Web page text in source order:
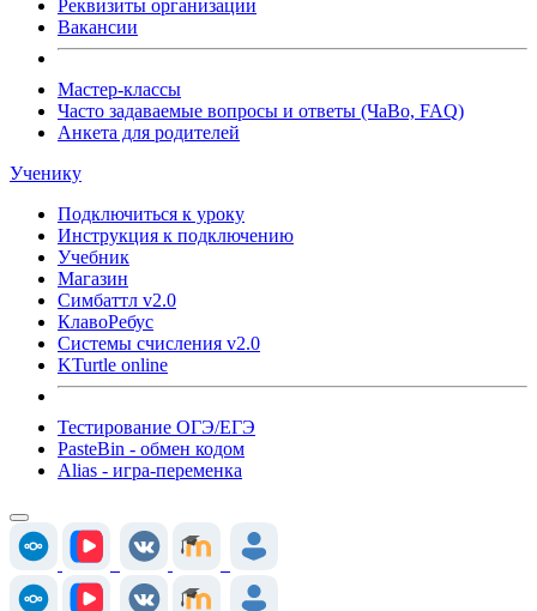
Реквизиты организации
Вакансии
Мастер-классы
Часто задаваемые вопросы и ответы (ЧаВо, FAQ)
Анкета для родителей
Ученику
Подключиться к уроку
Инструкция к подключению
Учебник
Магазин
Симбаттл v2.0
КлавоРебус
Системы счисления v2.0
KTurtle online
Тестирование ОГЭ/ЕГЭ
PasteBin - обмен кодом
Alias - игра-переменка